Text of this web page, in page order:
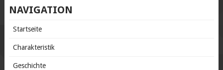
NAVIGATION
Startseite
Charakteristik
Geschichte